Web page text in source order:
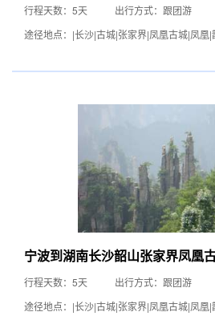
行程天数：5天
出行方式：跟团游
途径地点：|长沙|古城|张家界|凤凰古城|凤凰|
宁波到湖南长沙韶山张家界凤凰
行程天数：5天
出行方式：跟团游
途径地点：|长沙|古城|张家界|凤凰古城|凤凰|